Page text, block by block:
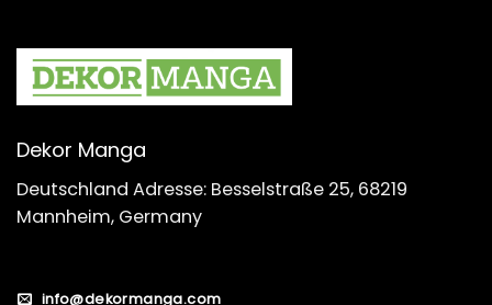
Dekor Manga
Deutschland Adresse: Besselstraße 25, 68219
Mannheim, Germany
info@dekormanga.com